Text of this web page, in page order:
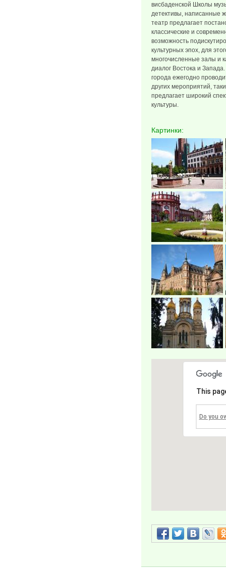
висбаденской Школы
детективы, написанные
театр предлагает
классические и
возможность
культурных эпох, для
многочисленные залы и
диалог Востока и
города ежегодно
других мероприятий,
предлагает широкий
культуры.
Картинки:
This
Do you